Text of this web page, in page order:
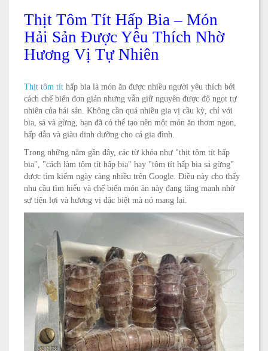
Thịt Tôm Tít Hấp Bia – Món
Hải Sản Được Yêu Thích Nhờ
Hương Vị Tự Nhiên
Thịt tôm tít hấp bia là món ăn được nhiều người yêu thích bởi
cách chế biến đơn giản nhưng vẫn giữ nguyên được độ ngọt tự
nhiên của hải sản. Không cần quá nhiều gia vị cầu kỳ, chỉ với
bia, sả và gừng, bạn đã có thể tạo nên một món ăn thơm ngon,
hấp dẫn và giàu dinh dưỡng cho cả gia đình.
Trong những năm gần đây, các từ khóa như "thịt tôm tít hấp
bia", "cách làm tôm tít hấp bia" hay "tôm tít hấp bia sả gừng"
được tìm kiếm ngày càng nhiều trên Google. Điều này cho thấy
nhu cầu tìm hiểu và chế biến món ăn này đang tăng mạnh nhờ
sự tiện lợi và hương vị đặc biệt mà nó mang lại.